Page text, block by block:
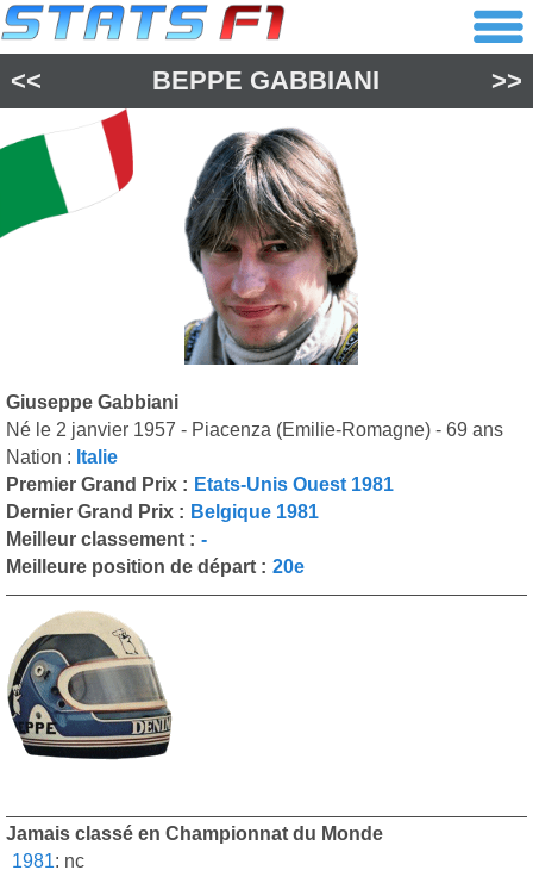
<< BEPPE GABBIANI >>
Giuseppe Gabbiani
Né le 2 janvier 1957 - Piacenza (Emilie-Romagne) - 69 ans
Nation : Italie
Premier Grand Prix : Etats-Unis Ouest 1981
Dernier Grand Prix : Belgique 1981
Meilleur classement : -
Meilleure position de départ : 20e
Jamais classé en Championnat du Monde
1981: nc